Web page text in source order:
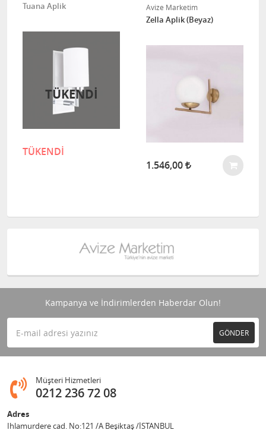
Tuana Aplik
TÜKENDİ
TÜKENDİ
Avize Marketim
Zella Aplik (Beyaz)
1.546,00
Kampanya ve İndirimlerden Haberdar Olun!
GÖNDER
Müşteri Hizmetleri
0212 236 72 08
Adres
Ihlamurdere cad. No:121 /A Beşiktaş /İSTANBUL